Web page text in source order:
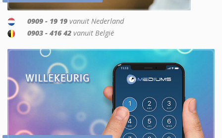
0909 - 19 19 vanuit Nederland
0903 - 416 42 vanuit België